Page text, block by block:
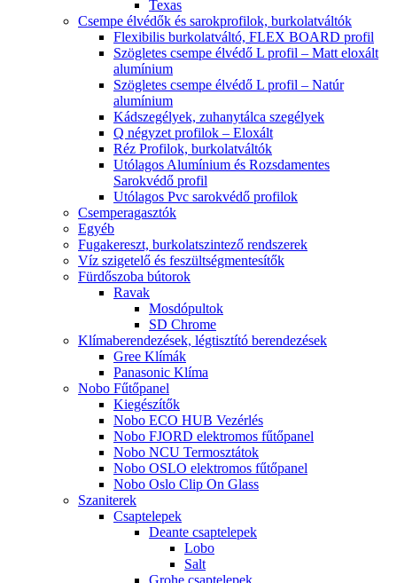
Texas
Csempe élvédők és sarokprofilok, burkolatváltók
Flexibilis burkolatváltó, FLEX BOARD profil
Szögletes csempe élvédő L profil – Matt eloxált
alumínium
Szögletes csempe élvédő L profil – Natúr
alumínium
Kádszegélyek, zuhanytálca szegélyek
Q négyzet profilok – Eloxált
Réz Profilok, burkolatváltók
Utólagos Alumínium és Rozsdamentes
Sarokvédő profil
Utólagos Pvc sarokvédő profilok
Csemperagasztók
Egyéb
Fugakereszt, burkolatszintező rendszerek
Víz szigetelő és feszültségmentesítők
Fürdőszoba bútorok
Ravak
Mosdópultok
SD Chrome
Klímaberendezések, légtisztító berendezések
Gree Klímák
Panasonic Klíma
Nobo Fűtőpanel
Kiegészítők
Nobo ECO HUB Vezérlés
Nobo FJORD elektromos fűtőpanel
Nobo NCU Termosztátok
Nobo OSLO elektromos fűtőpanel
Nobo Oslo Clip On Glass
Szaniterek
Csaptelepek
Deante csaptelepek
Lobo
Salt
Grohe csaptelepek